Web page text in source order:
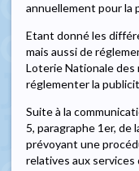
annuellement pour la
Etant donné les
mais aussi de
Loterie Nationale des
réglementer la
Suite à la
5, paragraphe 1er,
prévoyant une
relatives aux